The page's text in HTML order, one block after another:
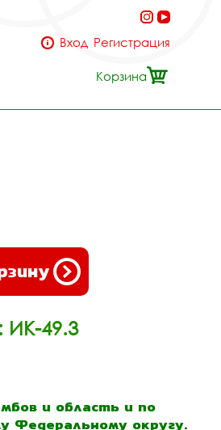
Вход Регистрация
Корзина
ИК-49.3
и область и по
Федеральному округу.